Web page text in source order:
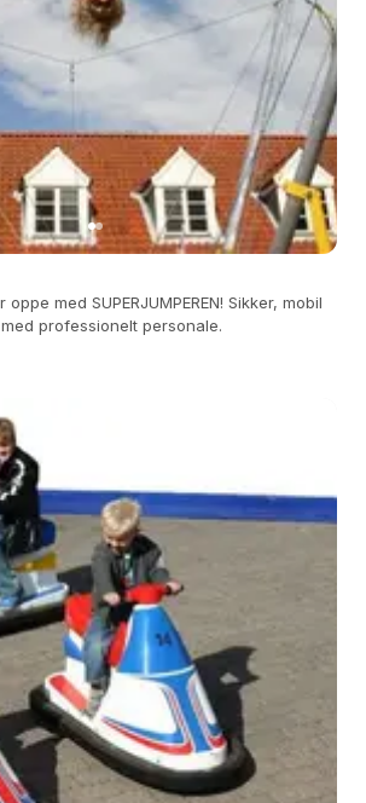
med SUPERJUMPEREN! Sikker, mobil
professionelt personale.